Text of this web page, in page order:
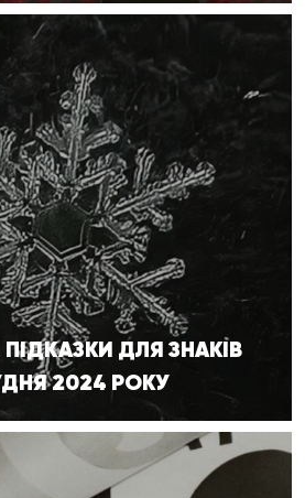
ДЛЯ ЗНАКІВ
2024 РОКУ